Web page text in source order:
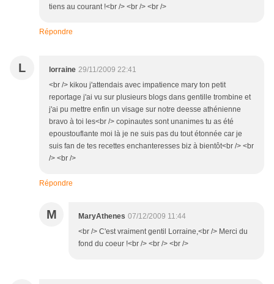
tiens au courant !<br /> <br /> <br />
Répondre
L lorraine 29/11/2009 22:41
<br /> kikou j'attendais avec impatience mary ton petit
reportage j'ai vu sur plusieurs blogs dans gentille trombine et
j'ai pu mettre enfin un visage sur notre deesse athénienne
bravo à toi les<br /> copinautes sont unanimes tu as été
epoustouflante moi là je ne suis pas du tout étonnée car je
suis fan de tes recettes enchanteresses biz à bientôt<br /> <br
/> <br />
Répondre
M MaryAthenes 07/12/2009 11:44
<br /> C'est vraiment gentil Lorraine,<br /> Merci du
fond du coeur !<br /> <br /> <br />